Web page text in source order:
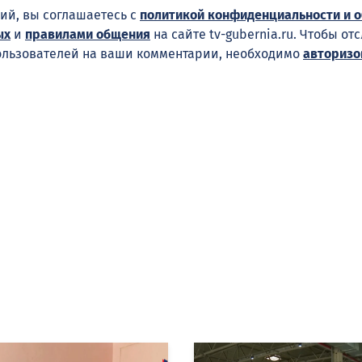
вы соглашаетесь с политикой конфиденциальности и
и правилами общения на сайте tv-gubernia.ru. Чтобы
на ваши комментарии, необходимо